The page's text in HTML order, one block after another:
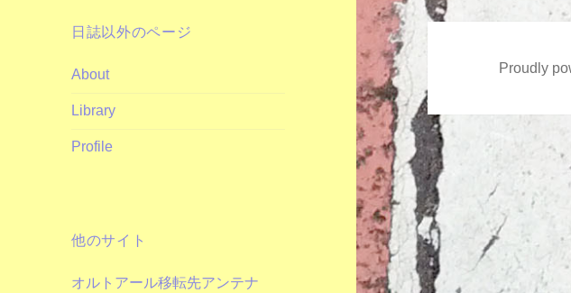
日誌以外のページ
About
Library
Profile
他のサイト
オルトアール移転先アンテナ
ー
り
Proudly